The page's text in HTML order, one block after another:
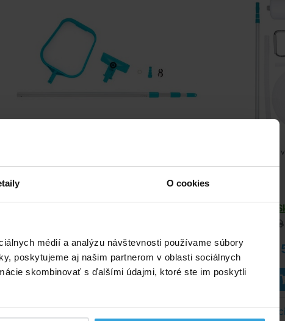
O cookies
médií a analýzu návštevnosti používame súbory
poskytujeme aj našim partnerom v oblasti sociálnych
skombinovať s ďalšími údajmi, ktoré ste im poskytli
18,75 EUR
Ručný bazénový
INTEX 29056 Súprava na čistenie